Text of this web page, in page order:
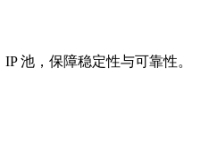
池，保障稳定性与可靠性。